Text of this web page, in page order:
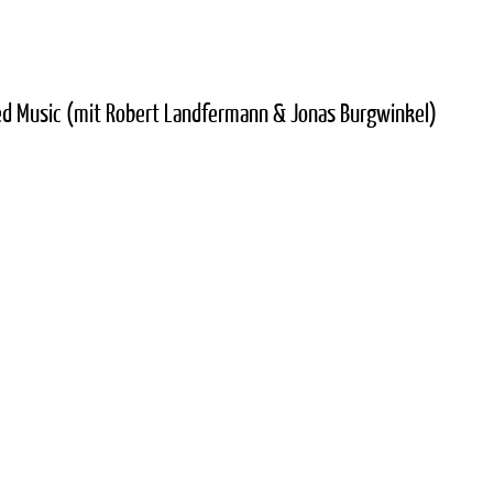
Music (mit Robert Landfermann & Jonas Burgwinkel)